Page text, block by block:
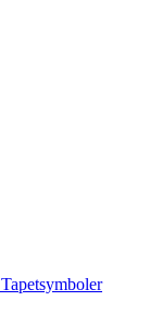
Tapetsymboler